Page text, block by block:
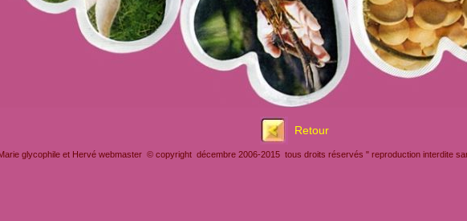
Retour
glycophile et Hervé webmaster © copyright décembre 2006-2015 tous droits réservés " reproduction interdite